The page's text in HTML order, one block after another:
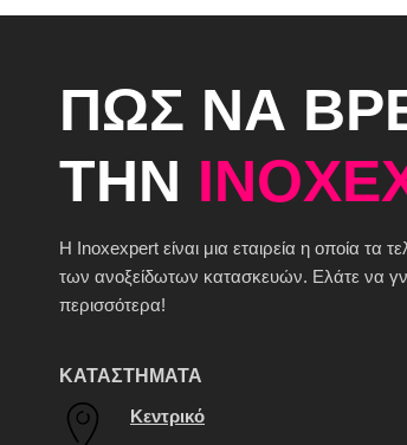
ΠΩΣ ΝΑ
ΤΗΝ
H Inoxexpert είναι μια εταιρεία η οποία τα
των ανοξείδωτων κατασκευών. Ελάτε να
περισσότερα!
ΚΑΤΑΣΤΗΜΑΤΑ
Κεντρικό